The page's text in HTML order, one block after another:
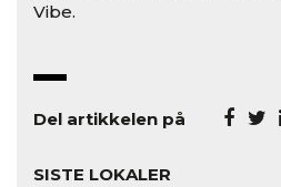
Vibe.
Del artikkelen på
SISTE LOKALER